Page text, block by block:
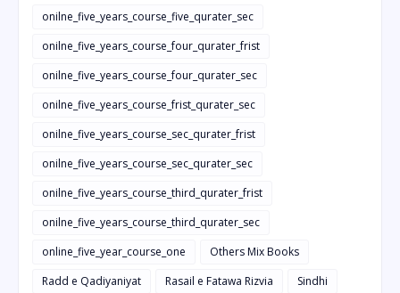
onilne_five_years_course_five_qurater_sec
onilne_five_years_course_four_qurater_frist
onilne_five_years_course_four_qurater_sec
onilne_five_years_course_frist_qurater_sec
onilne_five_years_course_sec_qurater_frist
onilne_five_years_course_sec_qurater_sec
onilne_five_years_course_third_qurater_frist
onilne_five_years_course_third_qurater_sec
online_five_year_course_one
Others Mix Books
Radd e Qadiyaniyat
Rasail e Fatawa Rizvia Sindhi